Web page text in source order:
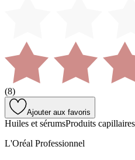
(8)
Ajouter aux favoris
Huiles et sérumsProduits capillaires
L'Oréal Professionnel